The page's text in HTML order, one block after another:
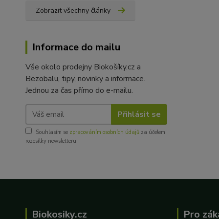
Zobrazit všechny články
Informace do mailu
Vše okolo prodejny Biokošíky.cz a
Bezobalu, tipy, novinky a informace.
Jednou za čas přímo do e-mailu.
Přihlásit se
Souhlasím se zpracováním osobních údajů za účelem
rozesílky newsletteru.
Biokosiky.cz Pro